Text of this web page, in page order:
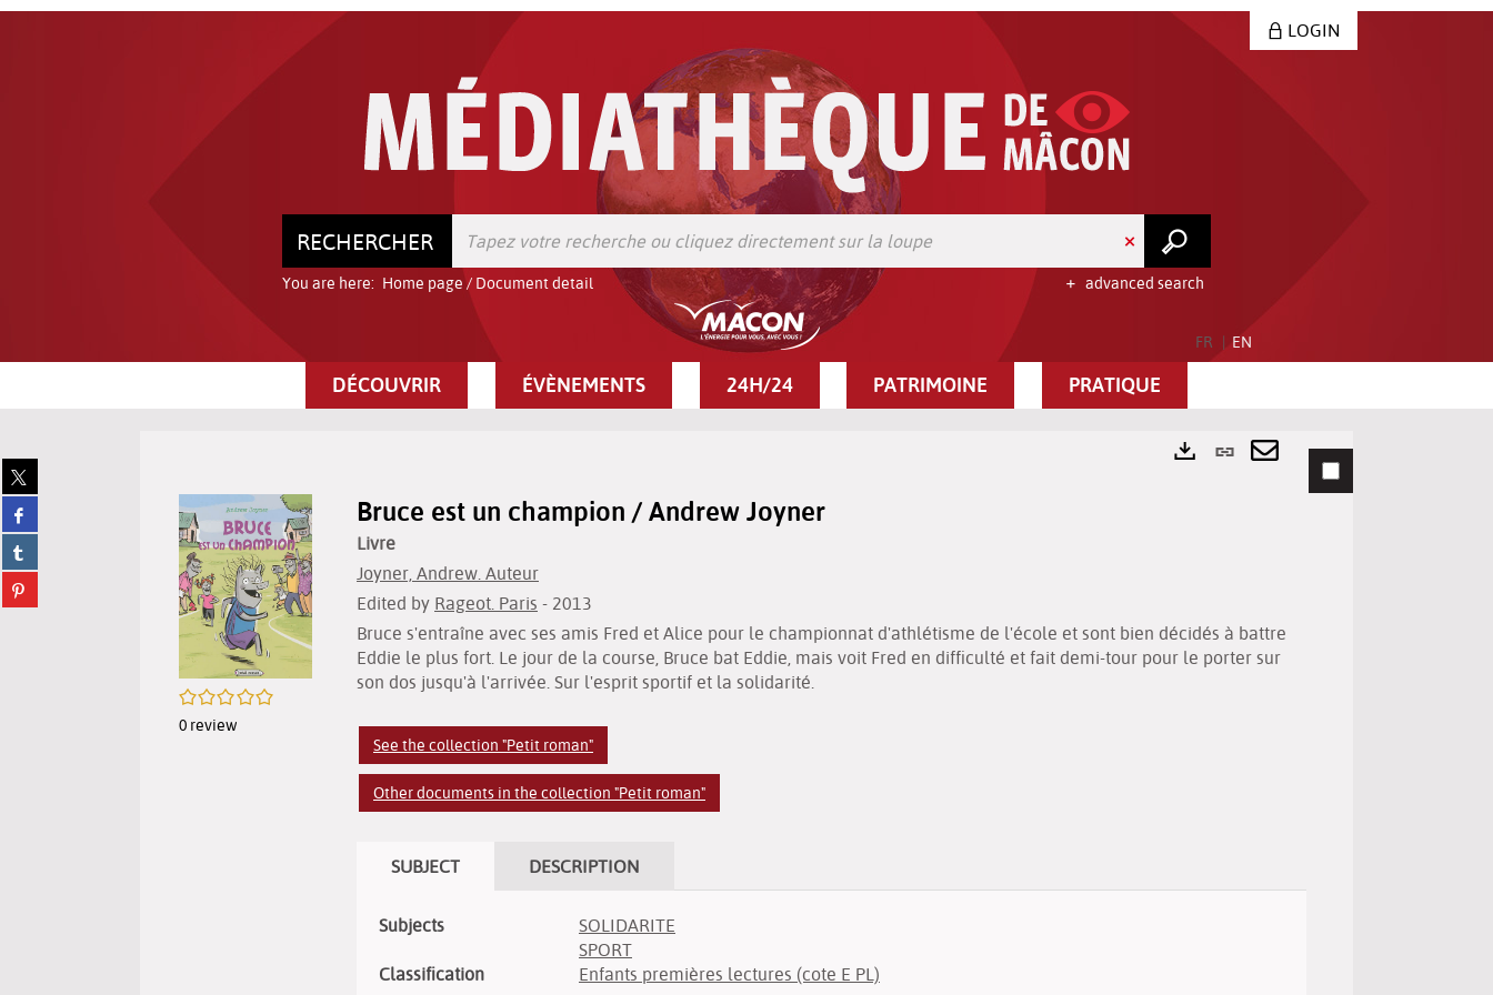
LOGIN
RECHERCHER
advanced search
You are here: Home page / Document detail
FR EN
DÉCOUVRIR ÉVÈNEMENTS 24H/24 PATRIMOINE PRATIQUE
Share
on
twitter
(New
window)
Share
on
facebook
(New
window)
Share
on
tumblr
(New
Share
on
Permanent
Send
/5
0 review
Bruce est un champion / Andrew Joyner
Livre
Joyner, Andrew. Auteur
Edited by Rageot. Paris - 2013
Bruce s'entraîne avec ses amis Fred et Alice pour le championnat d'athlétisme de l'école et sont bien décidés à battre
Eddie le plus fort. Le jour de la course, Bruce bat Eddie, mais voit Fred en difficulté et fait demi-tour pour le porter sur
son dos jusqu'à l'arrivée. Sur l'esprit sportif et la solidarité.
See the collection "Petit roman"
Other documents in the collection "Petit roman"
SUBJECT DESCRIPTION
Subjects
SOLIDARITE
SPORT
Classification
Enfants premières lectures (cote E PL)